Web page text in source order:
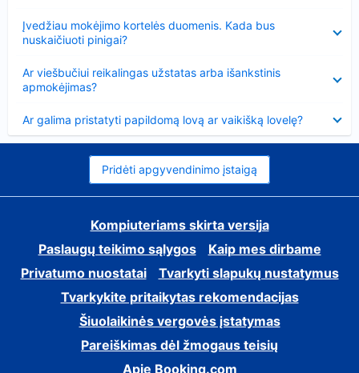
Įvedžiau mokėjimo kortelės duomenis. Kada bus
nuskaičiuoti pinigai?
Ar viešbučiui reikalingas užstatas arba išankstinis
apmokėjimas?
Ar galima pristatyti papildomą lovą ar vaikišką lovelę?
Pridėti apgyvendinimo įstaigą
Kompiuteriams skirta versija
Paslaugų teikimo sąlygos
Kaip mes dirbame
Privatumo nuostatai
Tvarkyti slapukų nustatymus
Tvarkykite pritaikytas rekomendacijas
Šiuolaikinės vergovės įstatymas
Pareiškimas dėl žmogaus teisių
Apie Booking.com